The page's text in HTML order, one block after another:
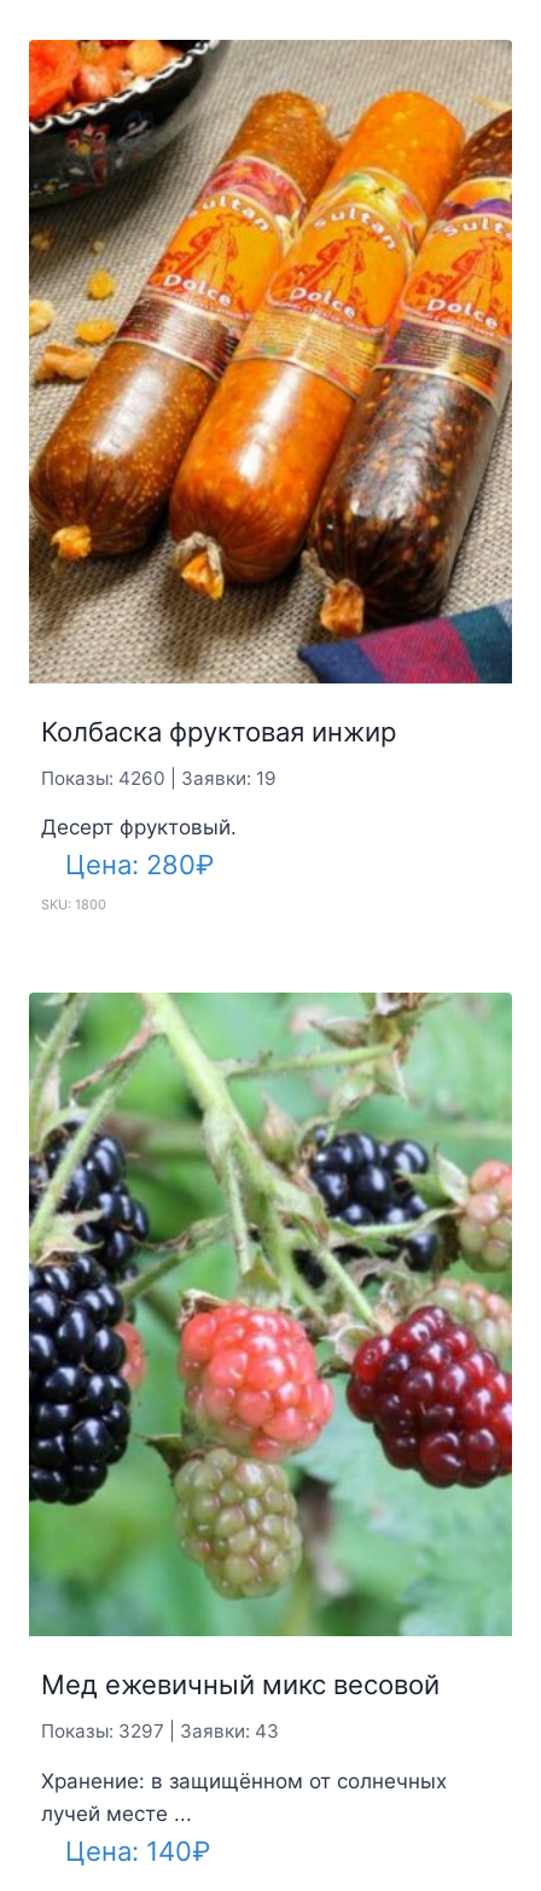
Колбаска фруктовая инжир
Показы: 4260 | Заявки: 19
Десерт фруктовый.
Цена: 280₽
SKU: 1800
Мед ежевичный микс весовой
Показы: 3297 | Заявки: 43
Хранение: в защищённом от солнечных
лучей месте ...
Цена: 140₽